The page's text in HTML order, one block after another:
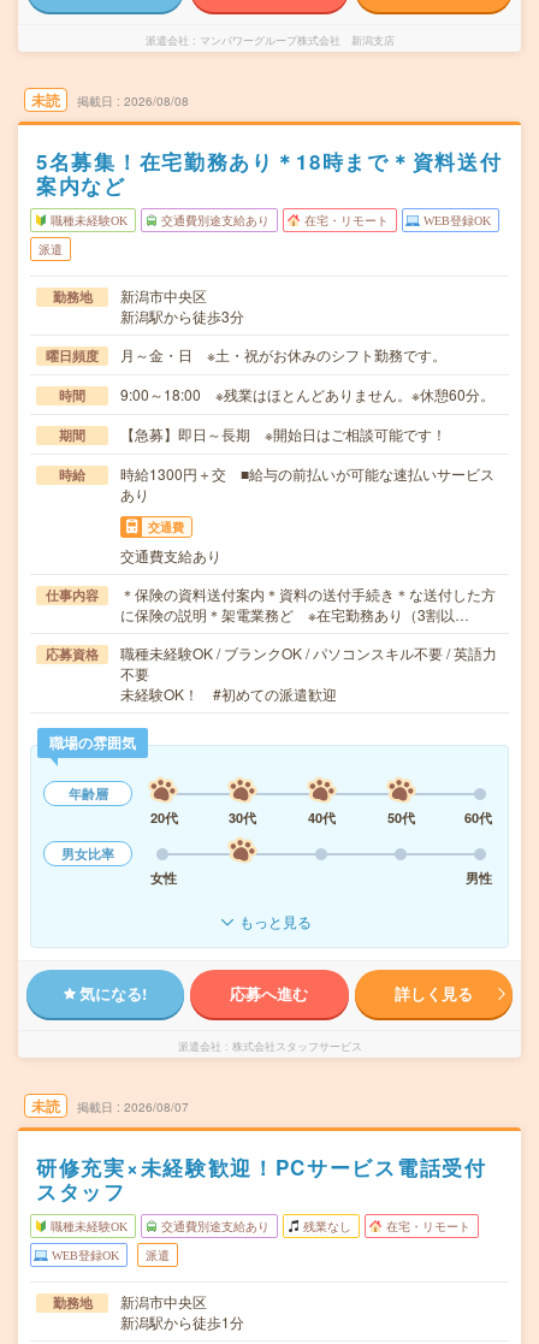
派遣会社 マンパワーグループ株式会社 新潟支店
未読 掲載日 2026/08/08
5名募集！在宅勤務あり＊18時まで＊資料送付
案内など
職種未経験OK 交通費別途支給あり 在宅・リモート WEB登録OK
派遣
勤務地
新潟市中央区
新潟駅から徒歩3分
曜日頻度 月～金・日 ※土・祝がお休みのシフト勤務です。
時間 9:00～18:00 ※残業はほとんどありません。※休憩60分。
期間 【急募】即日～長期 ※開始日はご相談可能です！
時給
時給1300円＋交 ■給与の前払いが可能な速払いサービス
あり
交通費
交通費支給あり
仕事内容
＊保険の資料送付案内＊資料の送付手続き＊な送付した方
に保険の説明＊架電業務ど ※在宅勤務あり（3割以…
応募資格
職種未経験OK / ブランクOK / パソコンスキル不要 / 英語力
不要
未経験OK！ #初めての派遣歓迎
職場の雰囲気
年齢層
20代
30代 40代 50代
60代
男女比率
女性
男性
もっと見る
気になる! 応募へ進む 詳しく見る
派遣会社 株式会社スタッフサービス
未読 掲載日 2026/08/07
研修充実×未経験歓迎！PCサービス電話受付
スタッフ
職種未経験OK 交通費別途支給あり 残業なし 在宅・リモート
WEB登録OK 派遣
勤務地
新潟市中央区
新潟駅から徒歩1分